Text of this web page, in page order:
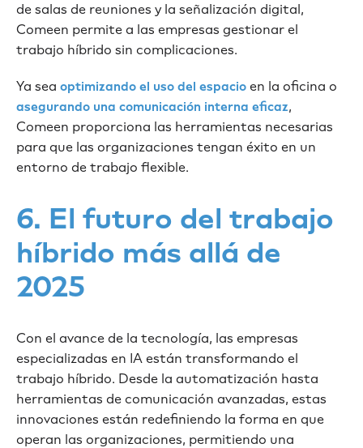
de salas de reuniones y la señalización digital,
Comeen permite a las empresas gestionar el
trabajo híbrido sin complicaciones.
Ya sea optimizando el uso del espacio en la oficina o
asegurando una comunicación interna eficaz,
Comeen proporciona las herramientas necesarias
para que las organizaciones tengan éxito en un
entorno de trabajo flexible.
6. El futuro del trabajo
híbrido más allá de
2025
Con el avance de la tecnología, las empresas
especializadas en IA están transformando el
trabajo híbrido. Desde la automatización hasta
herramientas de comunicación avanzadas, estas
innovaciones están redefiniendo la forma en que
operan las organizaciones, permitiendo una